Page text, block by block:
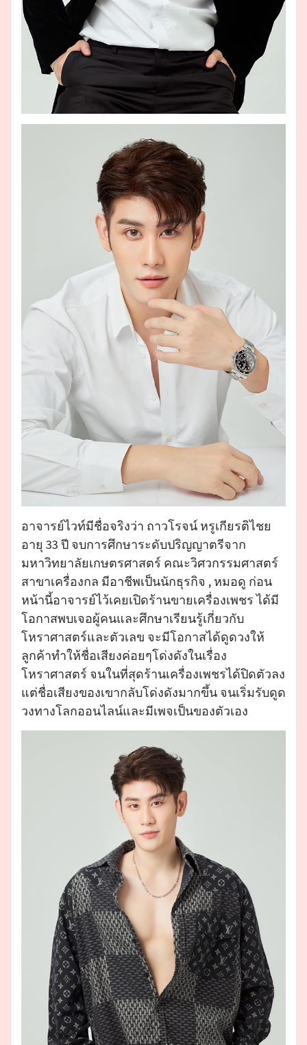
อาจารย์ไวท์มีชื่อจริงว่า ถาวโรจน์ หรูเกียรติไชย
อายุ 33 ปี จบการศึกษาระดับปริญญาตรีจาก
มหาวิทยาลัยเกษตรศาสตร์ คณะวิศวกรรมศาสตร์
สาขาเครื่องกล มีอาชีพเป็นนักธุรกิจ , หมอดู ก่อน
หน้านี้อาจารย์ไว้เคยเปิดร้านขายเครื่องเพชร ได้มี
โอกาสพบเจอผู้คนและศึกษาเรียนรู้เกี่ยวกับ
โหราศาสตร์และตัวเลข จะมีโอกาสได้ดูดวงให้
ลูกค้าทำให้ชื่อเสียงค่อยๆโด่งดังในเรื่อง
โหราศาสตร์ จนในที่สุดร้านเครื่องเพชรได้ปิดตัวลง
แต่ชื่อเสียงของเขากลับโด่งดังมากขึ้น จนเริ่มรับดูด
วงทางโลกออนไลน์และมีเพจเป็นของตัวเอง